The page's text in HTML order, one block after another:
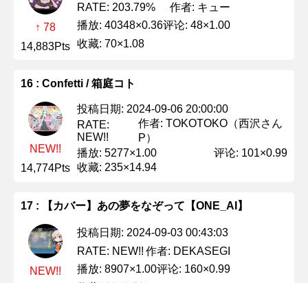
↑ 78
14,883Pts
RATE: 203.79%
作者: キュー
播放: 40348×0.36评论: 48×1.00
收藏: 70×1.08
16 : Confetti / 箱庭コト
NEW!!
14,774Pts
投稿日期: 2024-09-06 20:00:00
RATE:
NEW!!
作者: TOKOTOKO（西沢さん
P）
播放: 5277×1.00
评论: 101×0.99
收藏: 235×14.94
17 : 【カバー】あの夢をなぞって【ONE_AI】
NEW!!
投稿日期: 2024-09-03 00:43:03
RATE: NEW!! 作者: DEKASEGI
播放: 8907×1.00评论: 160×0.99